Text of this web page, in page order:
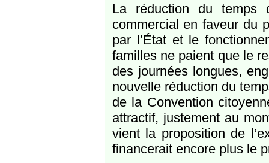
La réduction du temps
commercial en faveur du
par l’État et le
familles ne paient que le
des journées longues,
nouvelle réduction du
de la Convention
attractif, justement au
vient la proposition de
financerait encore plus le